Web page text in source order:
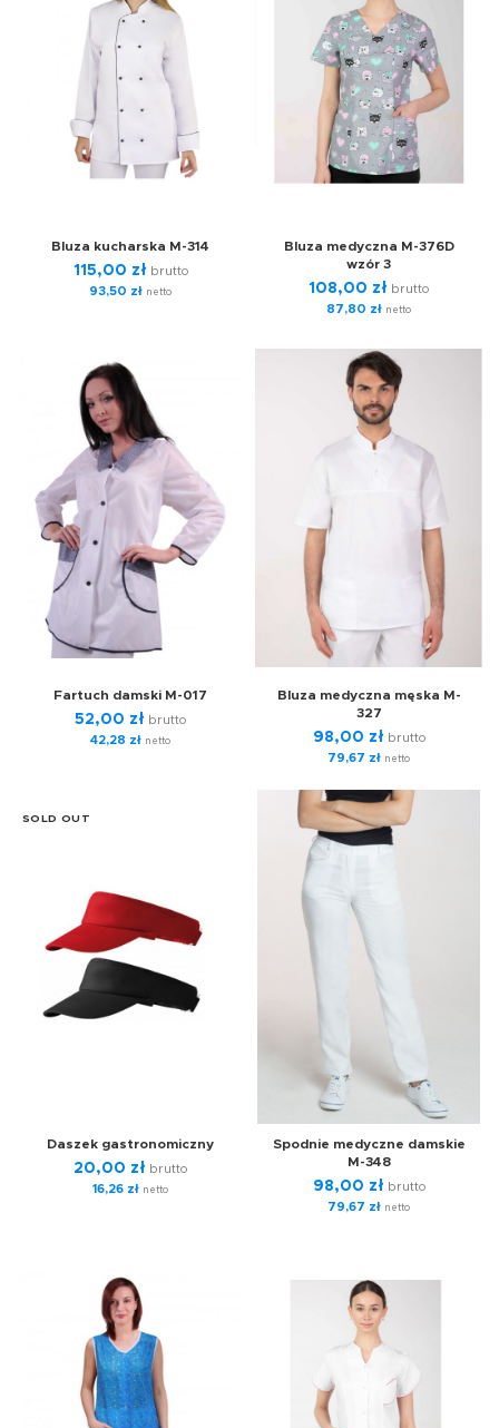
Bluza kucharska M-314
115,00 zł brutto
93,50 zł netto
Bluza medyczna M-376D
wzór 3
108,00 zł brutto
87,80 zł netto
Fartuch damski M-017
52,00 zł brutto
42,28 zł netto
Bluza medyczna męska M-
327
98,00 zł brutto
79,67 zł netto
SOLD OUT
Daszek gastronomiczny
20,00 zł brutto
16,26 zł netto
Spodnie medyczne damskie
M-348
98,00 zł brutto
79,67 zł netto